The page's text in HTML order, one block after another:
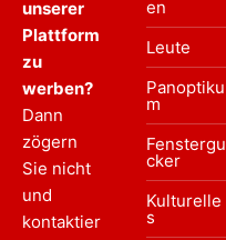
unserer
Plattform
zu
werben?
Dann
zögern
Sie nicht
und
kontaktier
en
Leute
Panoptiku
m
Fenstergu
cker
Kulturelle
s